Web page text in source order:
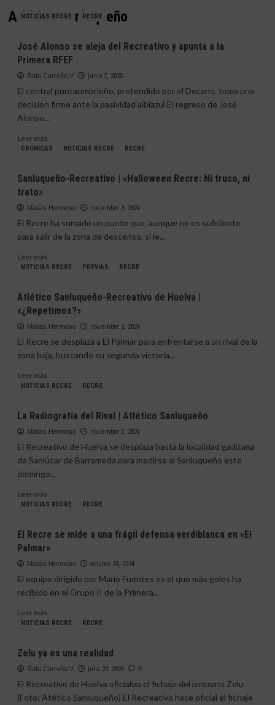
Atlético Sanluqueño
NOTICIAS RECRE RECRE
José Alonso se aleja del Recreativo y apunta a la
Primera RFEF
Rafa Carreño.V junio 7, 2025
El central puntaumbrieño, pretendido por el Decano, toma una
decisión firme ante la pasividad albiazul El regreso de José
Alonso...
Leer másLeer
más
Alonso
aleja
del
y
a
RFEF
CRONICAS NOTICIAS RECRE RECRE
Sanluqueño-Recreativo | «Halloween Recre: Ni truco, ni
trato»
Matias Hermoso noviembre 3, 2024
El Recre ha sumado un punto que, aunque no es suficiente
para salir de la zona de descenso, sí le...
Leer másLeer
más
Recreativo
|
«Halloween
Recre:
truco,
trato»
NOTICIAS RECRE PREVIAS RECRE
Atlético Sanluqueño-Recreativo de Huelva |
«¿Repetimos?»
Matias Hermoso noviembre 2, 2024
El Recre se desplaza a El Palmar para enfrentarse a un rival de la
zona baja, buscando su segunda victoria...
Leer másLeer
más
Sanluqueño-
Recreativo
de
Huelva
«¿Repetimos?»
NOTICIAS RECRE RECRE
La Radiografía del Rival | Atlético Sanluqueño
Matias Hermoso noviembre 2, 2024
El Recreativo de Huelva se desplaza hasta la localidad gaditana
de Sanlúcar de Barrameda para medirse al Sanluqueño este
domingo...
Leer másLeer
más
Radiografía
del
Rival
Atlético
Sanluqueño
NOTICIAS RECRE RECRE
El Recre se mide a una frágil defensa verdiblanca en «El
Palmar»
Matias Hermoso octubre 30, 2024
El equipo dirigido por Mario Fuentes es el que más goles ha
recibido en el Grupo II de la Primera...
Leer másLeer
más
Recre
se
mide
NOTICIAS RECRE RECRE
Zelu ya es una realidad
Rafa Carreño.V julio 20, 2024 0
El Recreativo de Huelva oficializa el fichaje del jerezano Zelu
(Foto: Atético Sanluqueño) El Recreativo hace oficial el fichaje